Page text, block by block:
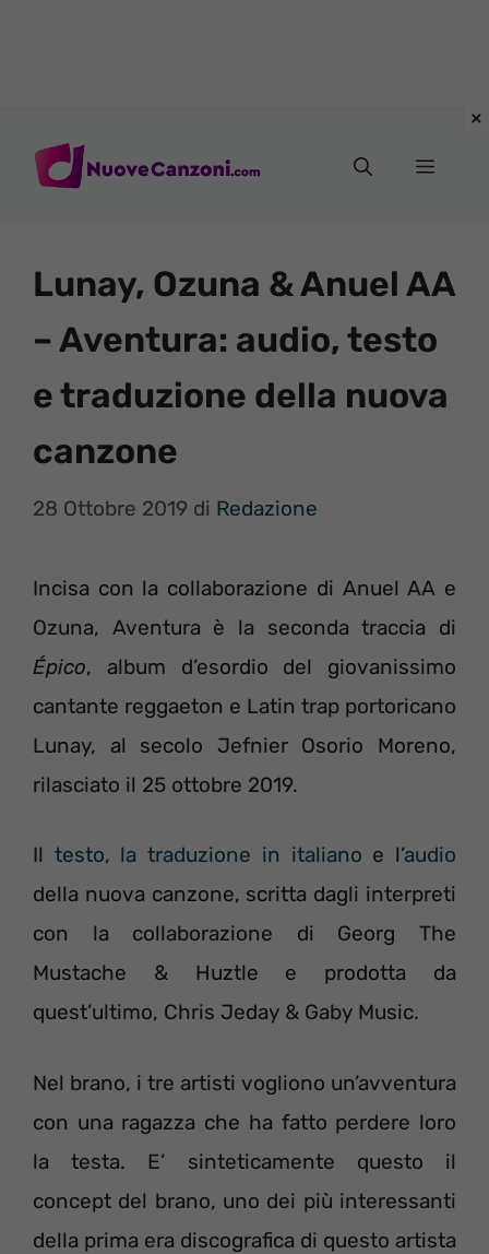
Menu
Lunay, Ozuna & Anuel AA
– Aventura: audio, testo
e traduzione della nuova
canzone
28 Ottobre 2019 di Redazione
Incisa con la collaborazione di Anuel AA e
Ozuna, Aventura è la seconda traccia di
Épico, album d’esordio del giovanissimo
cantante reggaeton e Latin trap portoricano
Lunay, al secolo Jefnier Osorio Moreno,
rilasciato il 25 ottobre 2019.
Il testo, la traduzione in italiano e l’audio
della nuova canzone, scritta dagli interpreti
con la collaborazione di Georg The
Mustache & Huztle e prodotta da
quest’ultimo, Chris Jeday & Gaby Music.
Nel brano, i tre artisti vogliono un’avventura
con una ragazza che ha fatto perdere loro
la testa. E’ sinteticamente questo il
concept del brano, uno dei più interessanti
della prima era discografica di questo artista